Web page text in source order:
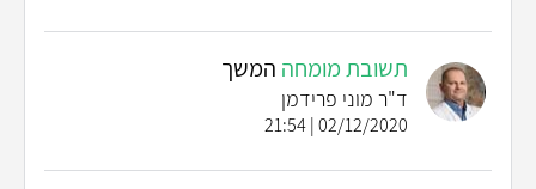
תשובת מומחה המשך
ד"ר מוני פרידמן
02/12/2020 | 21:54